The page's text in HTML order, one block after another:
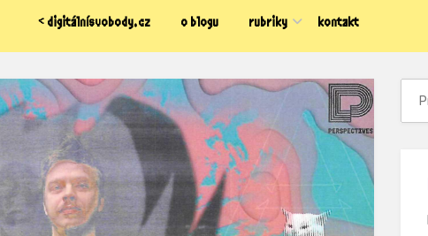
< digitálnísvobody.cz o blogu rubriky kontakt